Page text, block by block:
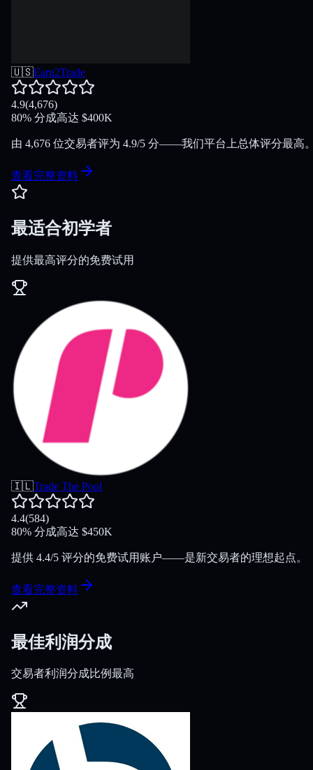
🇺🇸Earn2Trade
4.9(4,676)
80% 分成高达 $400K
由 4,676 位交易者评为 4.9/5 分——我们平台上总体评分最高
查看完整资料
最适合初学者
提供最高评分的免费试用
🇮🇱Trade The Pool
4.4(584)
80% 分成高达 $450K
提供 4.4/5 评分的免费试用账户——是新交易者的理想起点。
查看完整资料
最佳利润分成
交易者利润分成比例最高